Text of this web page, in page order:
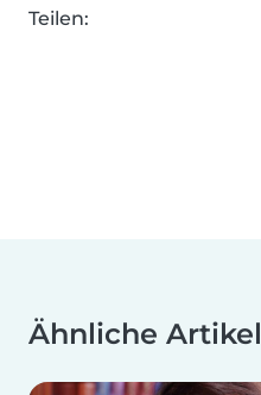
Teilen:
Ähnliche Artikel